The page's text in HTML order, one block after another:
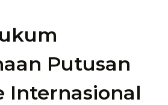
Putusan
Internasional